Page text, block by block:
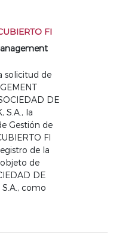
FI
solicitud de
DE
S.A., la
Gestión de
FI
de la
de
DE
S.A., como